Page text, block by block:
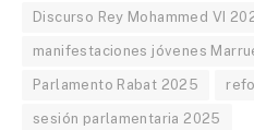
Discurso Rey Mohammed VI
manifestaciones jóvenes
Parlamento Rabat 2025
sesión parlamentaria 2025